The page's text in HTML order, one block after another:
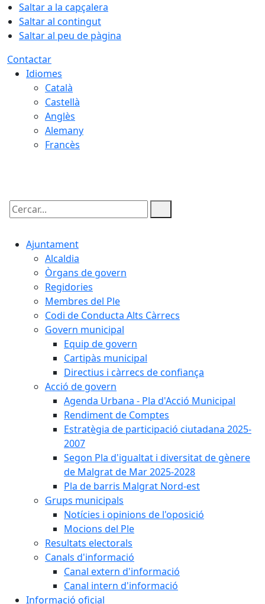
Saltar a la capçalera
Saltar al contingut
Saltar al peu de pàgina
Contactar
Idiomes
Català
Castellà
Anglès
Alemany
Francès
Cercar:
Ajuntament
Alcaldia
Òrgans de govern
Regidories
Membres del Ple
Codi de Conducta Alts Càrrecs
Govern municipal
Equip de govern
Cartipàs municipal
Directius i càrrecs de confiança
Acció de govern
Agenda Urbana - Pla d'Acció Municipal
Rendiment de Comptes
Estratègia de participació ciutadana 2025-
2007
Segon Pla d'igualtat i diversitat de gènere
de Malgrat de Mar 2025-2028
Pla de barris Malgrat Nord-est
Grups municipals
Notícies i opinions de l'oposició
Mocions del Ple
Resultats electorals
Canals d'informació
Canal extern d'informació
Canal intern d'informació
Informació oficial